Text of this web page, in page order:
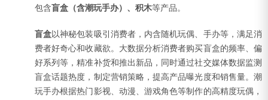
包含盲盒（含潮玩手办）、积木等产品。
盲盒以神秘包装吸引消费者，内含随机玩偶、手办等，满足消
费者好奇心和收藏欲。大数据分析消费者购买盲盒的频率、偏
好系列等，精准补货和推出新品，同时通过社交媒体数据监测
盲盒话题热度，制定营销策略，提高产品曝光度和销售量。潮
玩手办根据热门影视、动漫、游戏角色等制作的高精度玩偶，